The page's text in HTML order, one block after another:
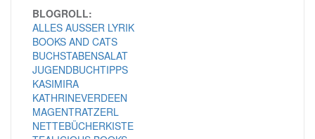
BLOGROLL:
ALLES AUSSER LYRIK
BOOKS AND CATS
BUCHSTABENSALAT
JUGENDBUCHTIPPS
KASIMIRA
KATHRINEVERDEEN
MAGENTRATZERL
NETTEBÜCHERKISTE